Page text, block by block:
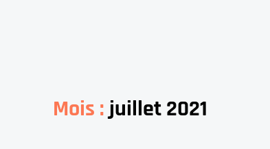
Mois :juillet 2021